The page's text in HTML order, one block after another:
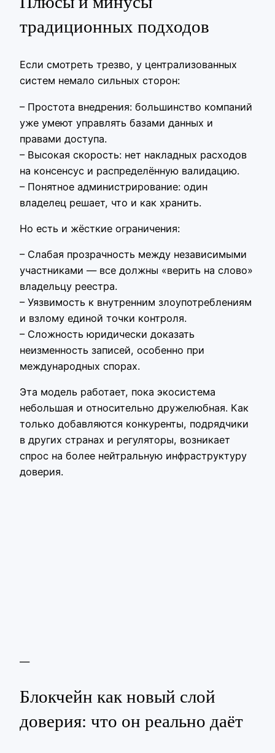
традиционных подходов
Если смотреть трезво, у централизованных
систем немало сильных сторон:
– Простота внедрения: большинство компаний
уже умеют управлять базами данных и
правами доступа.
– Высокая скорость: нет накладных расходов
на консенсус и распределённую валидацию.
– Понятное администрирование: один
владелец решает, что и как хранить.
Но есть и жёсткие ограничения:
– Слабая прозрачность между независимыми
участниками — все должны «верить на слово»
владельцу реестра.
– Уязвимость к внутренним злоупотреблениям
и взлому единой точки контроля.
– Сложность юридически доказать
неизменность записей, особенно при
международных спорах.
Эта модель работает, пока экосистема
небольшая и относительно дружелюбная. Как
только добавляются конкуренты, подрядчики
в других странах и регуляторы, возникает
спрос на более нейтральную инфраструктуру
доверия.
—
Блокчейн как новый слой
доверия: что он реально даёт